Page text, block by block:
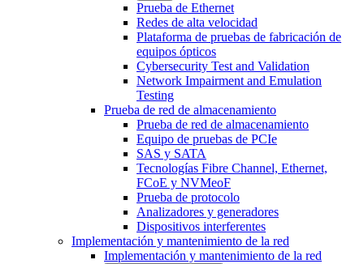
Prueba de Ethernet
Redes de alta velocidad
Plataforma de pruebas de fabricación de
equipos ópticos
Cybersecurity Test and Validation
Network Impairment and Emulation
Testing
Prueba de red de almacenamiento
Prueba de red de almacenamiento
Equipo de pruebas de PCIe
SAS y SATA
Tecnologías Fibre Channel, Ethernet,
FCoE y NVMeoF
Prueba de protocolo
Analizadores y generadores
Dispositivos interferentes
Implementación y mantenimiento de la red
Implementación y mantenimiento de la red